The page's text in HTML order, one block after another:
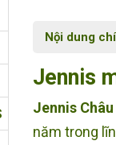
Nội dung
Jennis
Jennis Châu
năm trong